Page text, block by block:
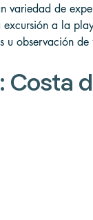
variedad de
excursión a la
u observación de
Costa